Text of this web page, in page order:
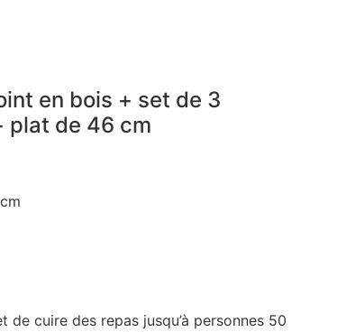
en bois + set de 3
plat de 46 cm
cuire des repas jusqu’à personnes 50